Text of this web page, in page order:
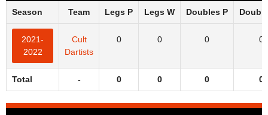
Season Team Legs P Legs W Doubles P
2021-
2022
Cult
Dartists
0 0 0 0
Total - 0 0 0 0